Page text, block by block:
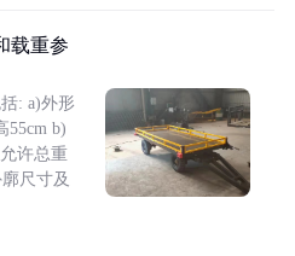
载重参
: a)外形
55cm b)
许总重
尺寸及